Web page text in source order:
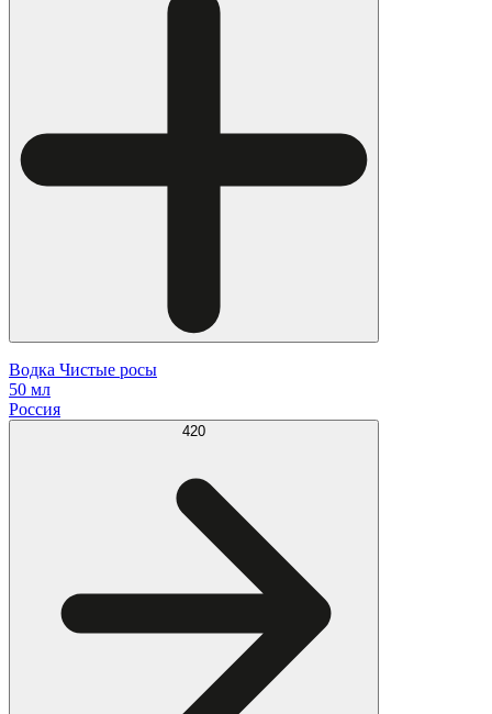
Водка Чистые росы
50 мл
Россия
420